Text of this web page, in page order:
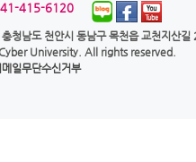
415-6120
청남도 천안시 동남구 목천읍 교천지산
University. All rights reserved.
메일무단수신거부